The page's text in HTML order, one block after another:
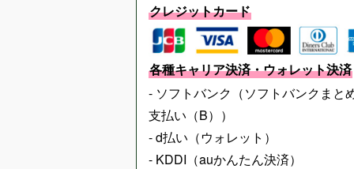
クレジットカード
各種キャリア決済・ウォレット決済
- ソフトバンク（ソフトバンクまと
支払い（B））
- d払い（ウォレット）
- KDDI（auかんたん決済）